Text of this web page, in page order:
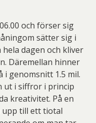
och förser sig
sätter sig i
dagen och kliver
Däremellan hinner
i genomsnitt 1.5 mil.
ut i siffror i princip
kreativitet. På en
upp till ett tiotal